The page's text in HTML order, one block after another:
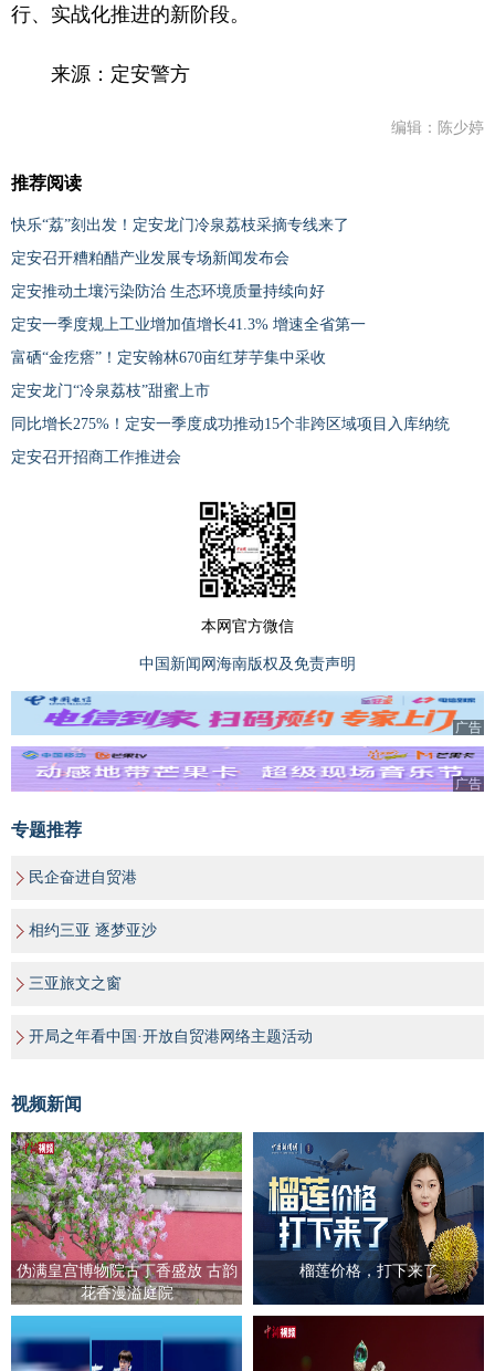
行、实战化推进的新阶段。
来源：定安警方
编辑：陈少婷
推荐阅读
快乐“荔”刻出发！定安龙门冷泉荔枝采摘专线来了
定安召开糟粕醋产业发展专场新闻发布会
定安推动土壤污染防治 生态环境质量持续向好
定安一季度规上工业增加值增长41.3% 增速全省第一
富硒“金疙瘩”！定安翰林670亩红芽芋集中采收
定安龙门“冷泉荔枝”甜蜜上市
同比增长275%！定安一季度成功推动15个非跨区域项目入库纳统
定安召开招商工作推进会
本网官方微信
中国新闻网海南版权及免责声明
广告
广告
专题推荐
民企奋进自贸港
相约三亚 逐梦亚沙
三亚旅文之窗
开局之年看中国·开放自贸港网络主题活动
视频新闻
伪满皇宫博物院古丁香盛放 古韵
花香漫溢庭院
榴莲价格，打下来了